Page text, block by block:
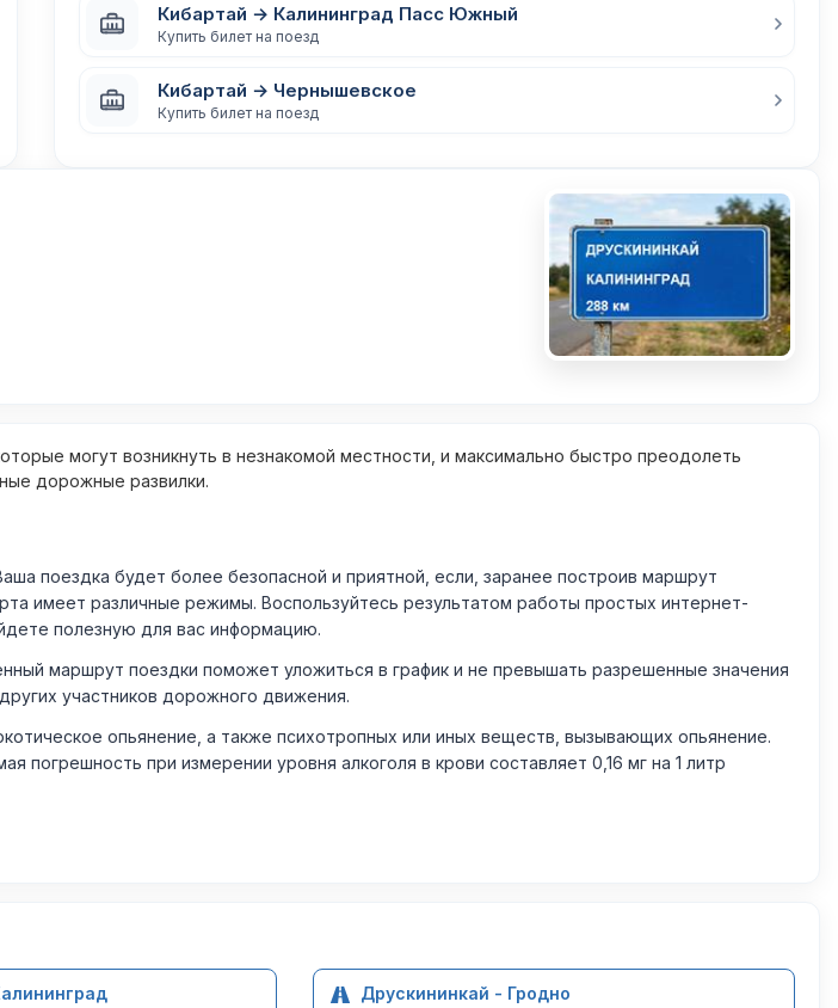
Кибартай → Калининград Пасс Южный
Купить билет на поезд
Кибартай → Чернышевское
Купить билет на поезд
могут возникнуть в незнакомой местности, и максимально быстро преодолеть
дорожные развилки.
поездка будет более безопасной и приятной, если, заранее построив маршрут
имеет различные режимы. Воспользуйтесь результатом работы простых интернет-
полезную для вас информацию.
маршрут поездки поможет уложиться в график и не превышать разрешенные значения
участников дорожного движения.
опьянение, а также психотропных или иных веществ, вызывающих опьянение.
при измерении уровня алкоголя в крови составляет 0,16 мг на 1 литр
Друскининкай - Гродно